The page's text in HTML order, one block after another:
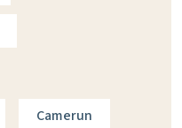
Camerun